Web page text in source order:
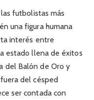
futbolistas más
una figura humana
interés entre
estado llena de éxitos
del Balón de Oro y
del césped
ser contada con